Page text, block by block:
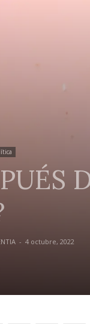
- 4 octubre, 2022